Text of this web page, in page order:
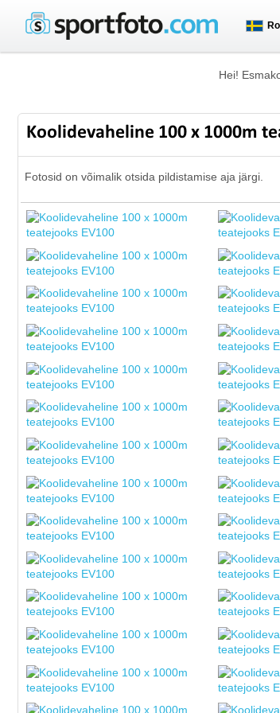
Hei!
Koolidevaheline 100 x 1000m
Fotosid on võimalik otsida pildistamise aja järgi.